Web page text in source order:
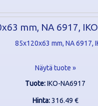
mm, NA 6917, IKO
Näytä tuote »
Tuote:IKO-NA6917
Hinta:316.49 €